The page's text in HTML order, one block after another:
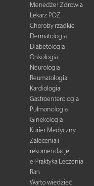
Menedżer Zdrowia
Lekarz POZ
Choroby rzadkie
Dermatologia
Diabetologia
Onkologia
Neurologia
Reumatologia
Kardiologia
Gastroenterologia
Pulmonologia
Ginekologia
Kurier Medyczny
Zalecenia i
rekomendacje
e-Praktyka Leczenia
Ran
Warto wiedzieć